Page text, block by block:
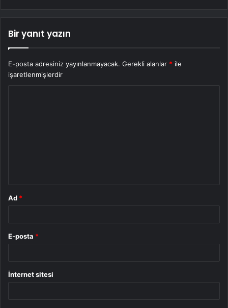
Bir yanıt yazın
E-posta adresiniz yayınlanmayacak. Gerekli alanlar * ile
işaretlenmişlerdir
Ad *
E-posta *
İnternet sitesi